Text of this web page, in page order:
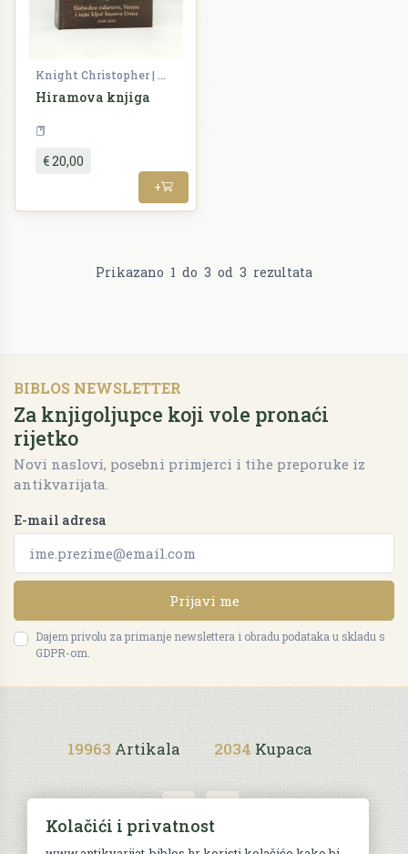
Knight Christopher | Lomas Robert
Hiramova knjiga
€ 20,00
+
Prikazano 1 do 3 od 3 rezultata
BIBLOS NEWSLETTER
Za knjigoljupce koji vole pronaći
rijetko
Novi naslovi, posebni primjerci i tihe preporuke iz
antikvarijata.
E-mail adresa
Prijavi me
Dajem privolu za primanje newslettera i obradu podataka u skladu s
GDPR-om.
19963 Artikala 2034 Kupaca
Kolačići i privatnost